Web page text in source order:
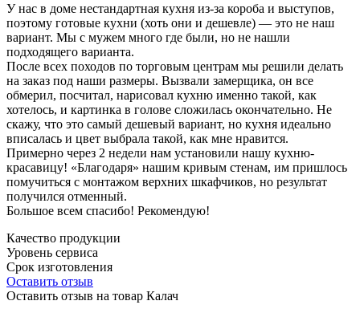
У нас в доме нестандартная кухня из-за короба и выступов,
поэтому готовые кухни (хоть они и дешевле) — это не наш
вариант. Мы с мужем много где были, но не нашли
подходящего варианта.
После всех походов по торговым центрам мы решили делать
на заказ под наши размеры. Вызвали замерщика, он все
обмерил, посчитал, нарисовал кухню именно такой, как
хотелось, и картинка в голове сложилась окончательно. Не
скажу, что это самый дешевый вариант, но кухня идеально
вписалась и цвет выбрала такой, как мне нравится.
Примерно через 2 недели нам установили нашу кухню-
красавицу! «Благодаря» нашим кривым стенам, им пришлось
помучиться с монтажом верхних шкафчиков, но результат
получился отменный.
Большое всем спасибо! Рекомендую!
Качество продукции
Уровень сервиса
Срок изготовления
Оставить отзыв
Оставить отзыв на товар Калач